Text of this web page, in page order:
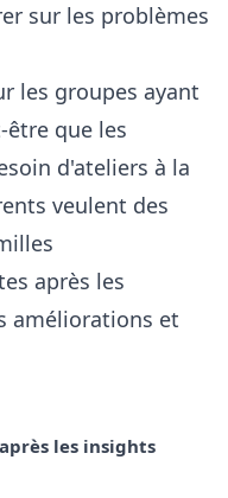
sur les problèmes
les groupes ayant
que les
d'ateliers à la
veulent des
après les
améliorations et
les insights